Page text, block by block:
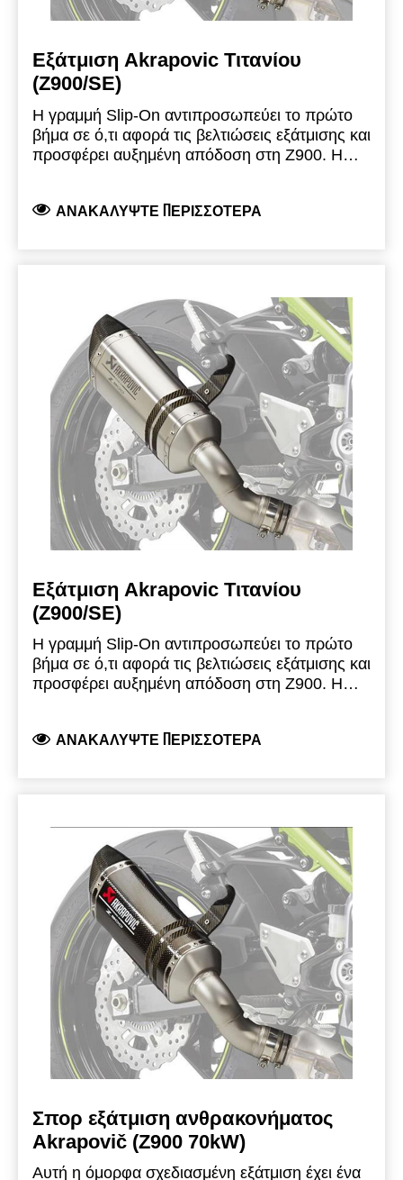
Εξάτμιση Akrapovic Τιτανίου
(Z900/SE)
Η γραμμή Slip-On αντιπροσωπεύει το πρώτο
βήμα σε ό,τι αφορά τις βελτιώσεις εξάτμισης και
προσφέρει αυξημένη απόδοση στη Z900. Η
βελτίωση της εμφάνισης της μοτοσυκλέτας.
τελικό εξάτμισης και ολοκληρώνεται με μια
χειροποίητη μπούκα ανθρακονήματος για
βελτιωμένη και πιο ελκυστική εμφάνιση.
Προσφέρει εμπλουτισμένο ήχο για ενισχυμένη
απόλαυση.Αυτή η εξάτμιση που πληροί τα
πρότυπα έγκρισης τύπου EC/ECE αποτελεί μια
εύκολη αναβάθμιση, σχεδιασμένη για να
βελτιώσει την απόδοση της μοτοσυκλέτας.Η
θερμοπροστασία ανθρακονήματος πωλείται
ξεχωριστά.
ΑΝΑΚΑΛΎΨΤΕ ΠΕΡΙΣΣΌΤΕΡΑ
Εξάτμιση Akrapovic Τιτανίου
(Z900/SE)
Η γραμμή Slip-On αντιπροσωπεύει το πρώτο
βήμα σε ό,τι αφορά τις βελτιώσεις εξάτμισης και
προσφέρει αυξημένη απόδοση στη Z900. Η
βελτίωση της εμφάνισης της μοτοσυκλέτας.
τελικό εξάτμισης και ολοκληρώνεται με μια
χειροποίητη μπούκα ανθρακονήματος για
βελτιωμένη και πιο ελκυστική εμφάνιση.
Προσφέρει εμπλουτισμένο ήχο για ενισχυμένη
απόλαυση. Αυτή η εξάτμιση που πληροί τα
πρότυπα έγκρισης τύπου EC/ECE αποτελεί μια
εύκολη αναβάθμιση, σχεδιασμένη για να
βελτιώσει την απόδοση της μοτοσυκλέτας. Η
θερμοπροστασία ανθρακονήματος δεν
περιλαμβάνεται.
ΑΝΑΚΑΛΎΨΤΕ ΠΕΡΙΣΣΌΤΕΡΑ
Σπορ εξάτμιση ανθρακονήματος
Akrapovič (Z900 70kW)
Αυτή η όμορφα σχεδιασμένη εξάτμιση έχει ένα